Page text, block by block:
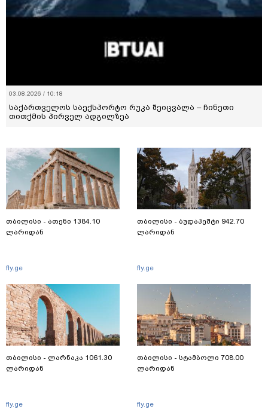
03.08.2026 / 10:18
საქართველოს საექსპორტო რუკა შეიცვალა – ჩინეთი
თითქმის პირველ ადგილზეა
თბილისი - ათენი 1384.10
ლარიდან
fly.ge
თბილისი - ლარნაკა 1061.30
ლარიდან
fly.ge
თბილისი - ბუდაპეშტი 942.70
ლარიდან
fly.ge
თბილისი - სტამბოლი 708.00
ლარიდან
fly.ge